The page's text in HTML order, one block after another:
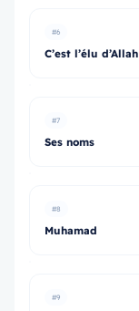
#6
C’est l’élu d’Allah
#7
Ses noms
#8
Muhamad
#9